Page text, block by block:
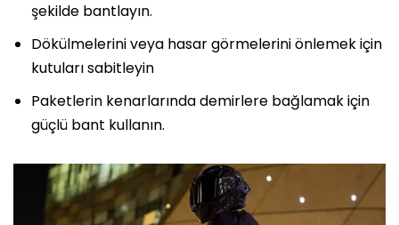
şekilde bantlayın.
Dökülmelerini veya hasar görmelerini önlemek için
kutuları sabitleyin
Paketlerin kenarlarında demirlere bağlamak için
güçlü bant kullanın.